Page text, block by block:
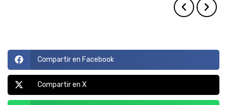
Compartir en Facebook
Compartir en X